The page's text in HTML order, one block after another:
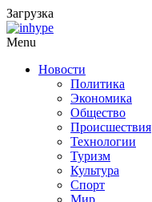
Загрузка
Menu
Новости
Политика
Экономика
Общество
Происшествия
Технологии
Туризм
Культура
Спорт
Мир